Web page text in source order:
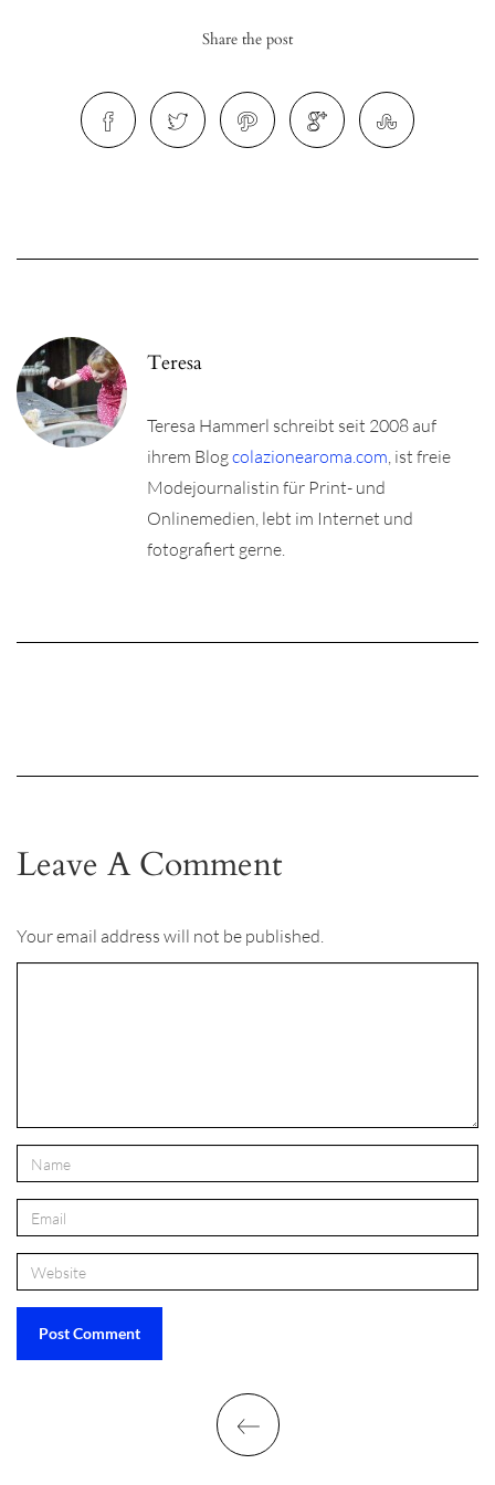
Share the post
Teresa
Teresa Hammerl schreibt seit 2008 auf
ihrem Blogcolazionearoma.com, ist freie
Modejournalistin für Print- und
Onlinemedien, lebt im Internet und
fotografiert gerne.
Leave A Comment
Your email address will not be published.